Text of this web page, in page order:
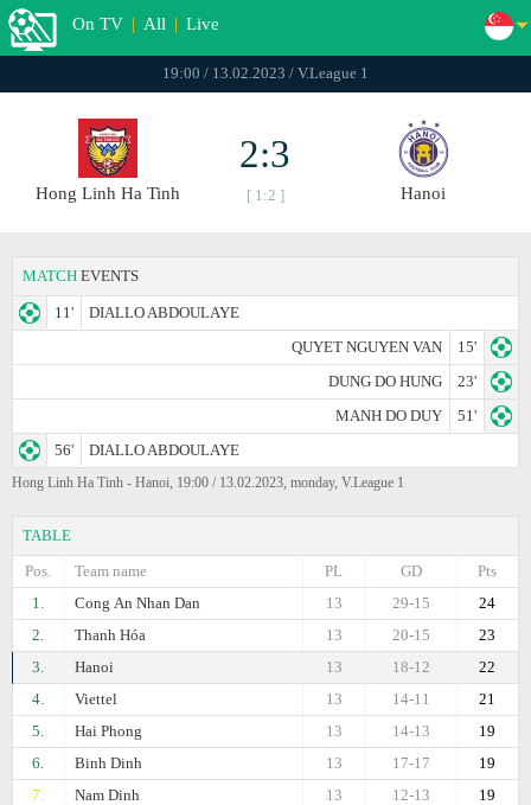
On TV | All | Live
19:00 / 13.02.2023 / V.League 1
Hong Linh Ha Tinh
2:3
[ 1:2 ] Hanoi
MATCH EVENTS
11'
DIALLO ABDOULAYE
QUYET NGUYEN VAN
15'
DUNG DO HUNG
23'
MANH DO DUY
51'
56'
DIALLO ABDOULAYE
Hong Linh Ha Tinh - Hanoi, 19:00 / 13.02.2023, monday, V.League 1
TABLE
Pos.
Team name Pts
GD
PL
1.
Cong Аn Nhan Dan 24
29-15
13
2.
Thanh Hóa 23
20-15
13
3.
Hanoi 22
18-12
13
4.
Viettel 21
14-11
13
5.
Hai Phong 19
14-13
13
6.
Binh Dinh 19
17-17
13
7.
Nam Dinh 19
12-13
13